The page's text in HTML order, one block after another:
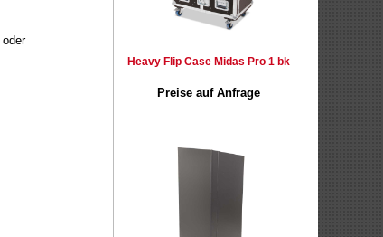
Heavy Flip Case Midas Pro 1 bk
Preise auf Anfrage